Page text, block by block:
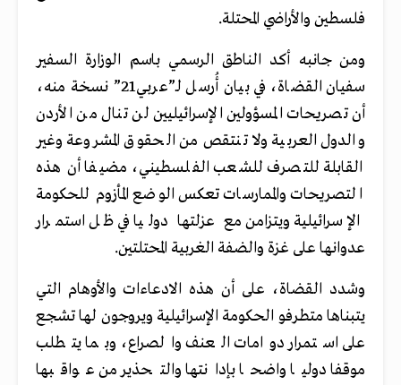
فلسطين والأراضي المحتلة.
ومن جانبه أكد الناطق الرسمي باسم الوزارة السفير
سفيان القضاة، في بيان أُرسل لـ”عربي21” نسخة منه،
أن تصريحات المسؤولين الإسرائيليين لن تنال من الأردن
والدول العربية ولا تنتقص من الحقوق المشروعة وغير
القابلة للتصرف للشعب الفلسطيني، مضيفا أن هذه
التصريحات والممارسات تعكس الوضع المأزوم للحكومة
الإسرائيلية ويتزامن مع عزلتها دوليا في ظل استمرار
عدوانها على غزة والضفة الغربية المحتلتين.
وشدد القضاة، على أن هذه الادعاءات والأوهام التي
يتبناها متطرفو الحكومة الإسرائيلية ويروجون لها تشجع
على استمرار دوامات العنف والصراع، وبما يتطلب
موقفا دوليا واضحا بإدانتها والتحذير من عواقبها